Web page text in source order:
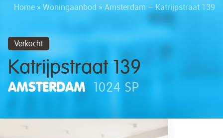
Home » Woningaanbod»Amsterdam – Katrijpstraat 139
Verkocht
Katrijpstraat 139
AMSTERDAM 1024 SP